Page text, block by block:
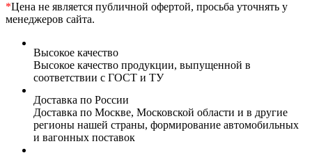
*Цена не является публичной офертой, просьба уточнять у
менеджеров сайта.
Высокое качество
Высокое качество продукции, выпущенной в
соответствии с ГОСТ и ТУ
Доставка по России
Доставка по Москве, Московской области и в другие
регионы нашей страны, формирование автомобильных
и вагонных поставок